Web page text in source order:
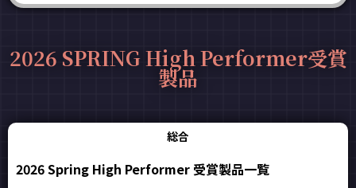
2026 SPRING High Performer受賞
製品
総合
2026 Spring High Performer 受賞製品一覧